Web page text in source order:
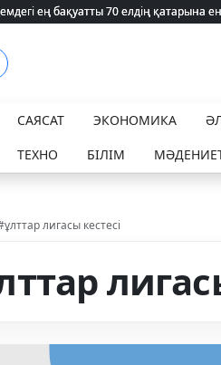
ең бақуатты 70 елдің қатарына
ең бақуатты 70 елдің қатарына
САЯСАТ ЭКОНОМИКА
ТЕХНО БІЛІМ
лигасы кестесі